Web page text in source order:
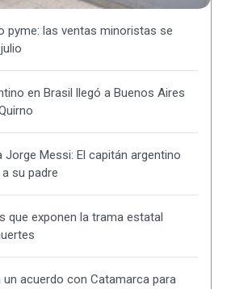
pyme: las ventas minoristas se
en Brasil llegó a Buenos Aires
Jorge Messi: El capitán argentino
su padre
que exponen la trama estatal
un acuerdo con Catamarca para